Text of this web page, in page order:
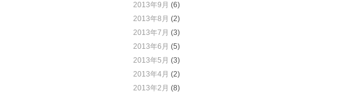
2013年9月 (6)
2013年8月 (2)
2013年7月 (3)
2013年6月 (5)
2013年5月 (3)
2013年4月 (2)
2013年2月 (8)